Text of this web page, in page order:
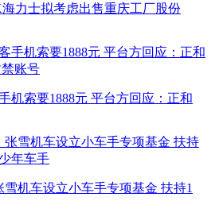
力士拟考虑出售重庆工厂股份
机索要1888元 平台方回应：正和
雪机车设立小车手专项基金 扶持1